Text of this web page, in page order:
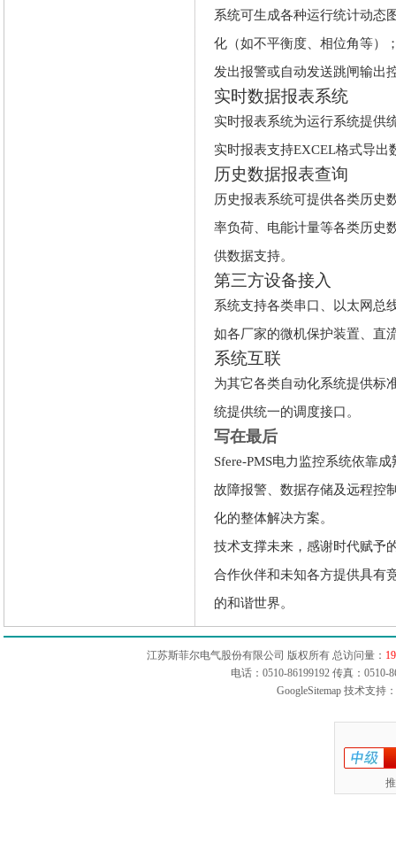
系统可生成各种运行统计动态
化（如不平衡度、相位角等）
发出报警或自动发送跳闸输出
实时数据报表系统
实时报表系统为运行系统提供
实时报表支持EXCEL格式导出
历史数据报表查询
历史报表系统可提供各类历史
率负荷、电能计量等各类历史
供数据支持。
第三方设备接入
系统支持各类串口、以太网总
如各厂家的微机保护装置、直
系统互联
为其它各类自动化系统提供标
统提供统一的调度接口。
写在最后
Sfere-PMS电力监控系统依靠
故障报警、数据存储及远程控
化的整体解决方案。
技术支撑未来，感谢时代赋予
合作伙伴和未知各方提供具有
的和谐世界。
江苏斯菲尔电气股份有限公司 版权所有 总访问量：
电话：0510-86199192 传真：
GoogleSitemap技术支持